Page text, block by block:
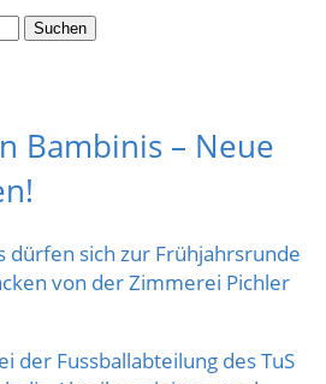
Bambinis – Neue
dürfen sich zur Frühjahrsrunde
von der Zimmerei Pichler
der Fussballabteilung des TuS